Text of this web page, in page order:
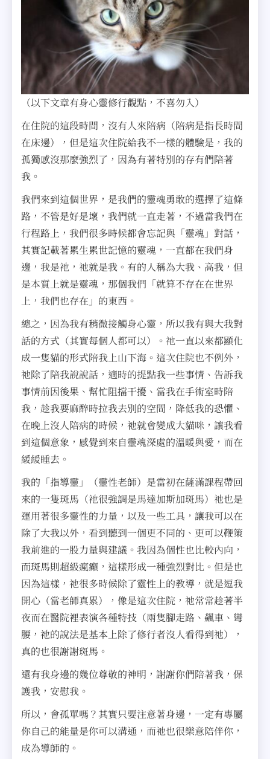
（以下文章有身心靈修行觀點，不喜勿入）
在住院的這段時間，沒有人來陪病（陪病是指長時間
在床邊），但是這次住院給我不一樣的體驗是，我的
孤獨感沒那麼強烈了，因為有著特別的存有們陪著
我。
我們來到這個世界，是我們的靈魂勇敢的選擇了這條
路，不管是好是壞，我們就一直走著，不過當我們在
行程路上，我們很多時候都會忘記與「靈魂」對話，
其實記載著累生累世記憶的靈魂，一直都在我們身
邊，我是祂，祂就是我。有的人稱為大我、高我，但
是本質上就是靈魂，那個我們「就算不存在在世界
上，我們也存在」的東西。
總之，因為我有稍微接觸身心靈，所以我有與大我對
話的方式（其實每個人都可以）。祂一直以來都顯化
成一隻貓的形式陪我上山下海。這次住院也不例外，
祂除了陪我說說話，適時的提點我一些事情、告訴我
事情前因後果、幫忙阻擋干擾、當我在手術室時陪
我，趁我要麻醉時拉我去別的空間，降低我的恐懼、
在晚上沒人陪病的時候，祂就會變成大貓咪，讓我看
到這個意象，感覺到來自靈魂深處的溫暖與愛，而在
緩緩睡去。
我的「指導靈」（靈性老師）是當初在薩滿課程帶回
來的一隻斑馬（祂很強調是馬達加斯加斑馬）祂也是
運用著很多靈性的力量，以及一些工具，讓我可以在
除了大我以外，看到聽到一個更不同的、更可以鞭策
我前進的一股力量與建議。我因為個性也比較內向，
而斑馬則超級瘋癲，這樣形成一種強烈對比。但是也
因為這樣，祂很多時候除了靈性上的教導，就是逗我
開心（當老師真累），像是這次住院，祂常常趁著半
夜而在醫院裡表演各種特技（兩隻腳走路、飆車、彎
腰，祂的說法是基本上除了修行者沒人看得到祂），
真的也很謝謝斑馬。
還有我身邊的幾位尊敬的神明，謝謝你們陪著我，保
護我，安慰我。
所以，會孤單嗎？其實只要注意著身邊，一定有專屬
你自己的能量是你可以溝通，而祂也很樂意陪伴你，
成為導師的。